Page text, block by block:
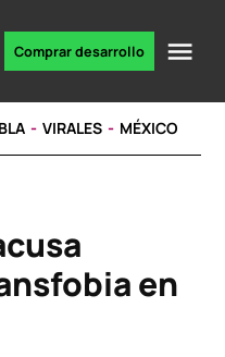
Comprar desarrollo
VIRALES MÉXICO
en